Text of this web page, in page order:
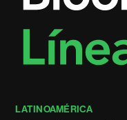
LATINOAMÉRICA